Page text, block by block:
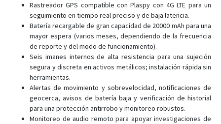
AT-2
AT-2
AT-20
AT-23
AT-24
AT-25
AT-3
AT-4
Rastreador GPS compatible con Plaspy con 4G LTE para un
seguimiento en tiempo real preciso y de baja latencia.
Batería recargable de gran capacidad de 20000 mAh para una
mayor espera (varios meses, dependiendo de la frecuencia
de reporte y del modo de funcionamiento).
Seis imanes internos de alta resistencia para una sujeción
segura y discreta en activos metálicos; instalación rápida sin
herramientas.
Alertas de movimiento y sobrevelocidad, notificaciones de
geocerca, avisos de batería baja y verificación de historial
para una protección antirrobo y monitoreo robustos.
Monitoreo de audio remoto para apoyar investigaciones de